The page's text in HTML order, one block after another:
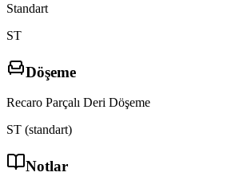
Standart
ST
Döşeme
Recarooffrdx
Parçalı Deri drivx
Döşeme
ST (standart)
Notlar